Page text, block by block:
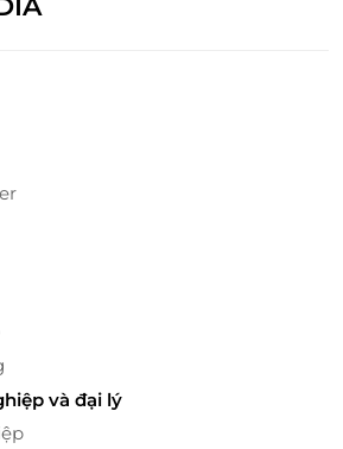
cung cấp các dịch vụ thẻ quà
với các sản phẩm quà tặng từ
nổi tiếng. Với LifeLink, khách
tìm thấy những món quà ý
và đại lý